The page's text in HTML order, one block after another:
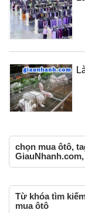
chọn mua ôtô,
GiauNhanh.com,
Từ khóa tìm
mua ôtô